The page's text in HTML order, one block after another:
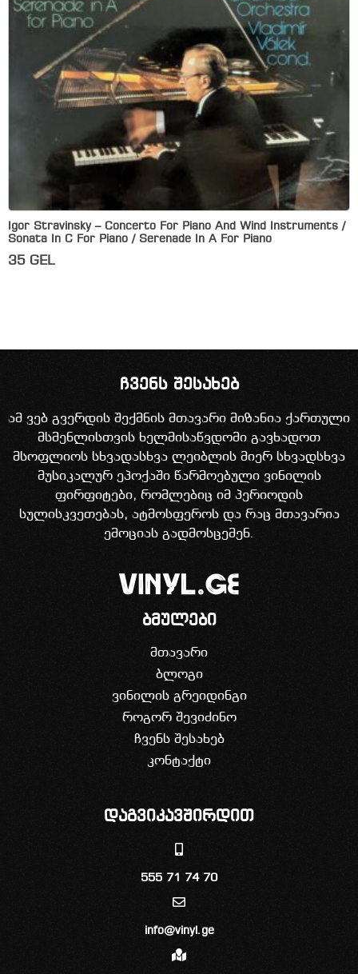
Igor Stravinsky – Concerto For Piano And Wind Instruments /
Sonata In C For Piano / Serenade In A For Piano
35 GEL
ჩვენს შესახებ
ამ ვებ გვერდის შექმნის მთავარი მიზანია ქართული
მსმენლისთვის ხელმისაწვდომი გავხადოთ
მსოფლიოს სხვადასხვა ლეიბლის მიერ სხვადსხვა
მუსიკალურ ეპოქაში წარმოებული ვინილის
ფირფიტები, რომლებიც იმ პერიოდის
სულისკვეთებას, ატმოსფეროს და რაც მთავარია
ემოციას გადმოსცემენ.
ბმულები
მთავარი
ბლოგი
ვინილის გრეიდინგი
როგორ შევიძინო
ჩვენს შესახებ
კონტაქტი
დაგვიკავშირდით
555 71 74 70
info@vinyl.ge